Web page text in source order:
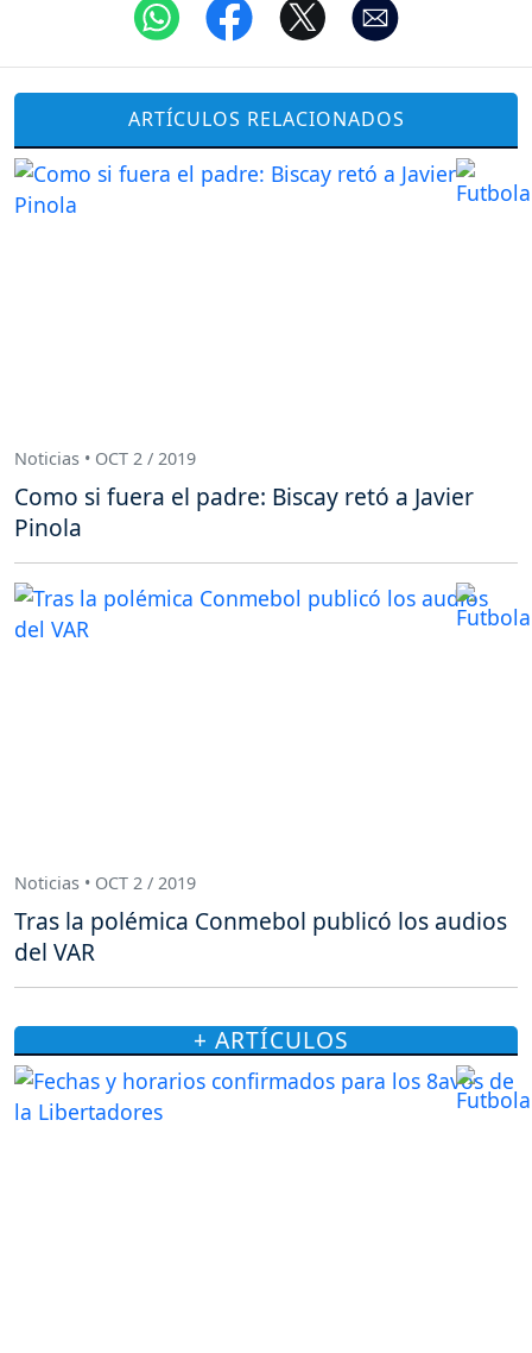
ARTÍCULOS RELACIONADOS
Noticias • OCT 2 / 2019
Como si fuera el padre: Biscay retó a Javier
Pinola
Noticias • OCT 2 / 2019
Tras la polémica Conmebol publicó los audios
del VAR
+ ARTÍCULOS